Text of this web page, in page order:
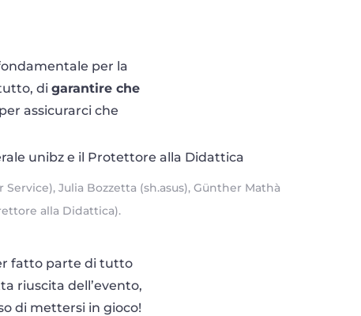
per la
di garantire che
assicurarci che
Julia Bozzetta (sh.asus), Günther Mathà
alla Didattica).
fatto parte di tutto
riuscita dell’evento,
di mettersi in gioco!